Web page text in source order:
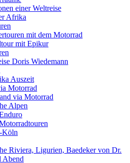
einer Weltreise
Afrika
mit dem Motorrad
mit Epikur
Doris Wiedemann
Auszeit
Motorrad
via Motorrad
Alpen
Köln
Riviera, Ligurien, Baedeker von Dr.
Abend